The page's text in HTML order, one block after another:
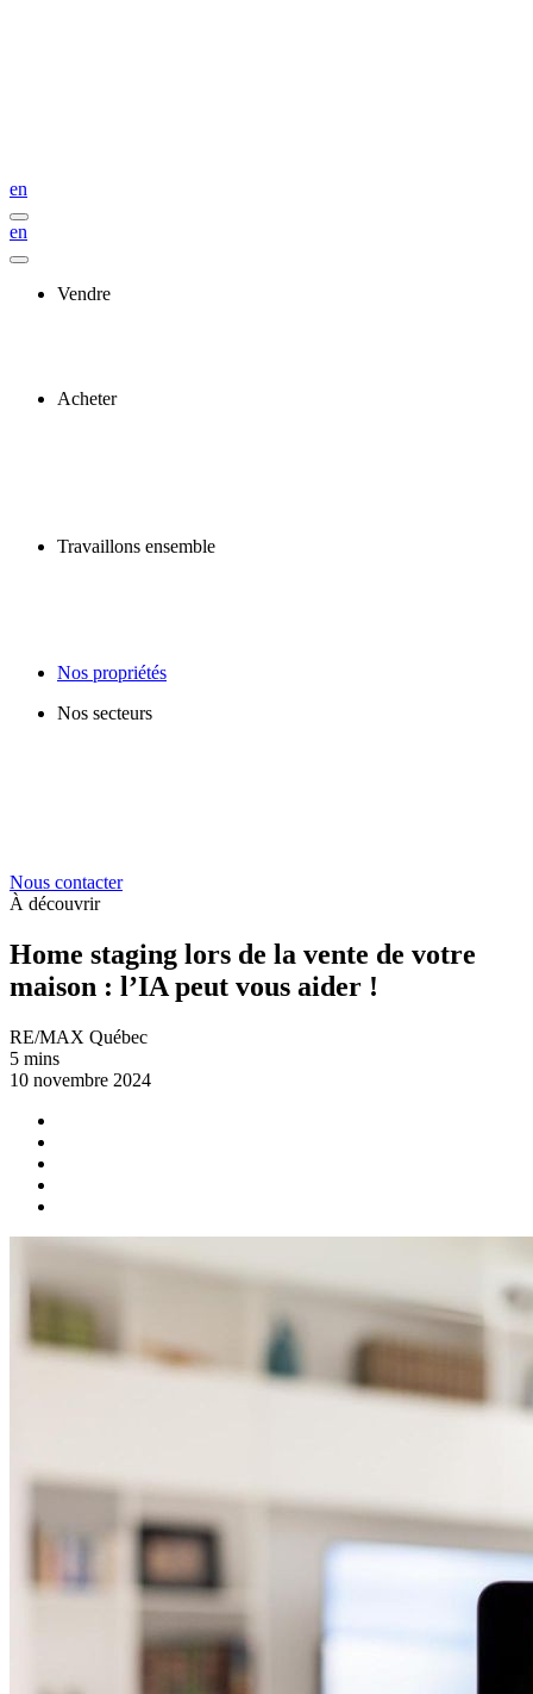
en
en
Vendre
Acheter
Travaillons ensemble
Nos propriétés
Nos secteurs
Nous contacter
À découvrir
Home staging lors de la vente de votre
maison : l’IA peut vous aider !
RE/MAX Québec
5 mins
10 novembre 2024